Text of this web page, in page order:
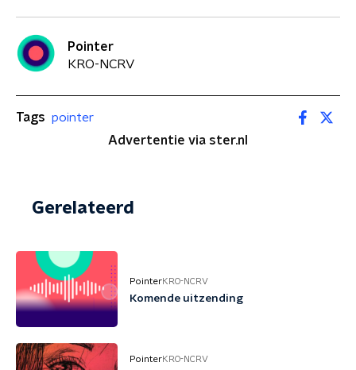
Pointer
KRO-NCRV
Tags pointer
Advertentie via ster.nl
Gerelateerd
PointerKRO-NCRV
Komende uitzending
PointerKRO-NCRV